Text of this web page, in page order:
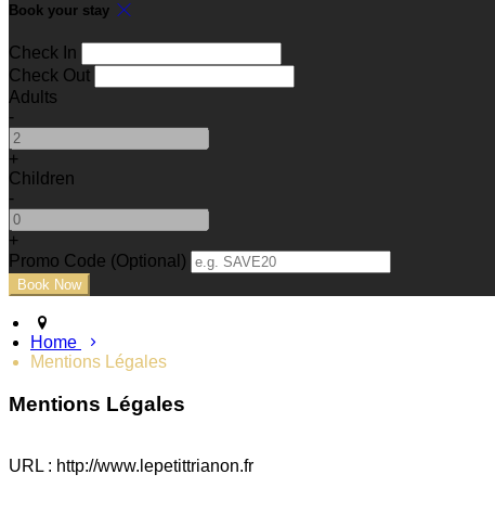
Book your stay
Check In
Check Out
Adults
-
+
Children
-
+
Promo Code (Optional)
Home
Mentions Légales
Mentions Légales
URL : http://www.lepetittrianon.fr